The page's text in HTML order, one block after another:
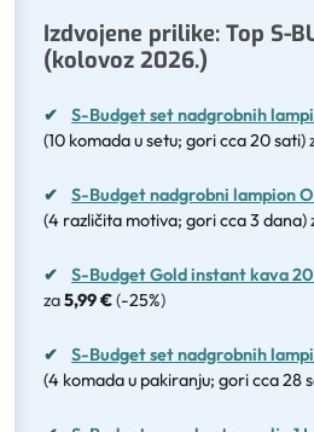
Izdvojene prilike: Top S-
(kolovoz 2026.)
✔
S-Budget set nadgrobnih
(10 komada u setu; gori cca 20 sati)
✔
S-Budget nadgrobni lampion
(4 različita motiva; gori cca 3 dana)
✔ S-Budget Gold instant kava
za5,99 €(-25%)
✔
S-Budget set nadgrobnih
(4 komada u pakiranju; gori cca 28